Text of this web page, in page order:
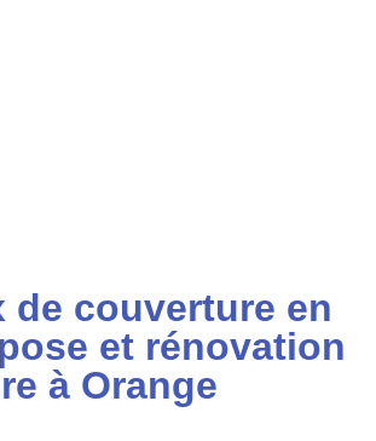
de couverture en
et rénovation
à Orange